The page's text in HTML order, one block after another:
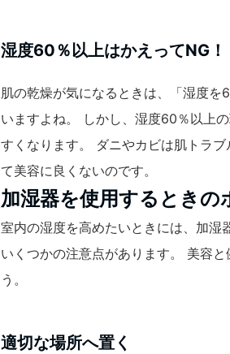
湿度60％以上はかえってNG！
肌の乾燥が気になるときは、「湿度を
いますよね。 しかし、湿度60％以上
すくなります。 ダニやカビは肌トラ
て美容に良くないのです。
加湿器を使用するときの
室内の湿度を高めたいときには、加湿
いくつかの注意点があります。 美容
う。
適切な場所へ置く